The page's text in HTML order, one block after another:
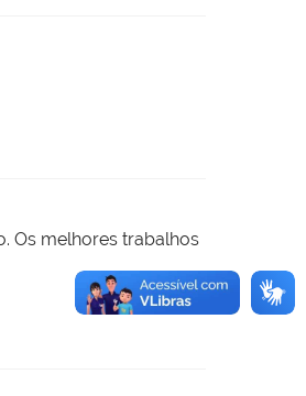
Os melhores trabalhos